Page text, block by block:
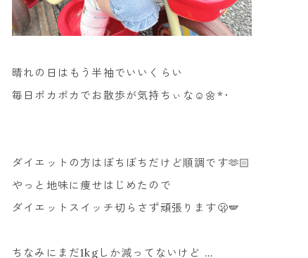
晴れの日はもう半袖でいいくらい
毎日ポカポカでお散歩が気持ちぃな☺️🌼*･
ダイエットの方はぼちぼちだけど順調です🫶🏻
やっと地味に痩せはじめたので
ダイエットスイッチ切らさず頑張ります🫢🪽
ちなみにまだ1kgしか減ってないけど …